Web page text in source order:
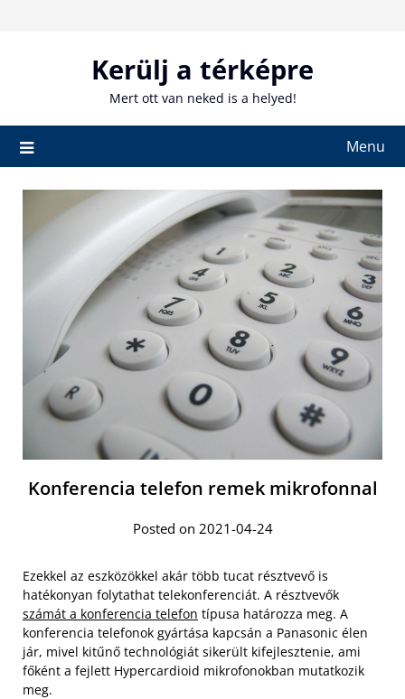
Kerülj a térképre
Mert ott van neked is a helyed!
Menu
Konferencia telefon remek mikrofonnal
Posted on 2021-04-24
Ezekkel az eszközökkel akár több tucat résztvevő is
hatékonyan folytathat telekonferenciát. A résztvevők
számát a konferencia telefon típusa határozza meg. A
konferencia telefonok gyártása kapcsán a Panasonic élen
jár, mivel kitűnő technológiát sikerült kifejlesztenie, ami
főként a fejlett Hypercardioid mikrofonokban mutatkozik
meg.